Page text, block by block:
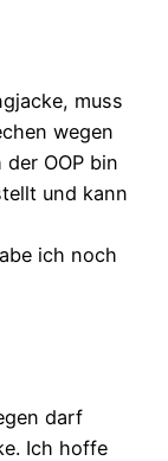
muss
wegen
OOP bin
und kann
ich noch
darf
Ich hoffe